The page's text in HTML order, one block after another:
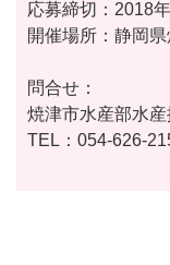
応募締切：2018
開催場所：静岡
問合せ：
焼津市水産部水
TEL：054-626-